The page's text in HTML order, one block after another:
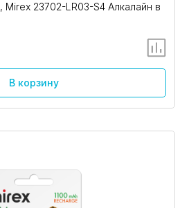
Mirex 23702-LR03-S4 Алкалайн в
В корзину